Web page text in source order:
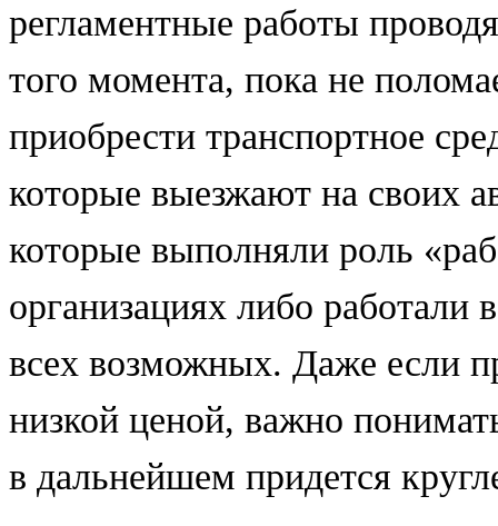
регламентные работы
того момента, пока не
приобрести транспортное
которые выезжают на своих
которые выполняли роль
организациях либо
всех возможных. Даже если
низкой ценой, важно
в дальнейшем придется